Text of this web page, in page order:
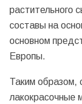
растительного
составы на
основном
Европы.
Таким образом,
лакокрасочные